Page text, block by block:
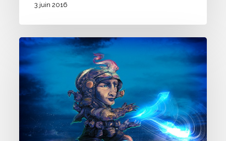
3 juin 2016
Recherche
personnage
#14